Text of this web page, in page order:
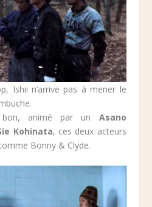
Ishii n’arrive pas à mener le
animé par un Asano
Kohinata, ces deux acteurs
Bonny & Clyde.